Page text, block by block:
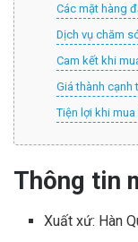
Các mặt hàng
Dịch vụ chăm
Cam kết khi
Giá thành cạnh
Tiện lợi khi mua
Thông tin
Xuất xứ: Hàn